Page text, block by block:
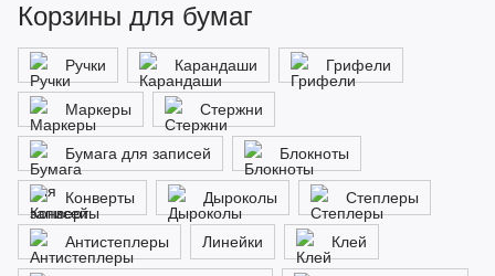
Корзины для бумаг
Ручки Карандаши Грифели
Маркеры Стержни
Бумага для записей Блокноты
Конверты Дыроколы Степлеры
Антистеплеры Линейки Клей